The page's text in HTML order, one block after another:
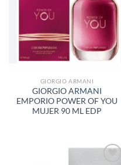
LISTA
DE
DESEOS
GIORGIO ARMANI
GIORGIO ARMANI
EMPORIO POWER OF YOU
MUJER 90 ML EDP